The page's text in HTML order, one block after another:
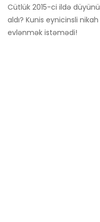
Cütlük 2015-ci ildə
aldı? Kunis eynicinsli
evlənmək istəmədi!